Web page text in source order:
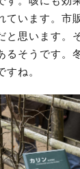
ています。市
と思います。
るそうです。
すね。